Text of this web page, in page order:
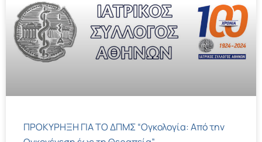
ΠΡΟΚΥΡΗΞΗ ΓΙΑ ΤΟ ΔΠΜΣ “Ογκολογία: Από την